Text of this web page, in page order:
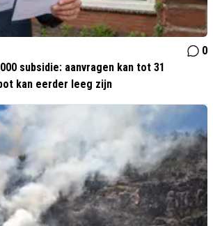
0
subsidie: aanvragen kan tot 31
kan eerder leeg zijn